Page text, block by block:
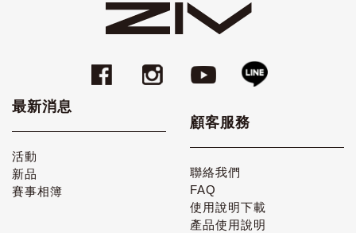
最新消息
活動
新品
賽事相簿
顧客服務
聯絡我們
FAQ
使用說明下載
產品使用說明